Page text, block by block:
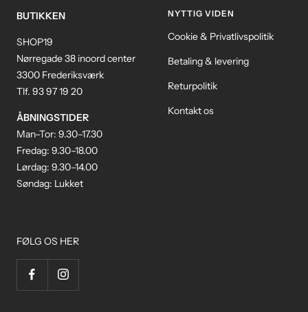
BUTIKKEN
SHOP19
Nørregade 38 inoord center
3300 Frederiksværk
Tlf. 93 97 19 20
ÅBNINGSTIDER
Man–Tor: 9.30–17.30
Fredag: 9.30–18.00
Lørdag: 9.30–14.00
Søndag: Lukket
NYTTIG VIDEN
Cookie & Privatlivspolitik
Betaling & levering
Returpolitik
Kontakt os
FØLG OS HER